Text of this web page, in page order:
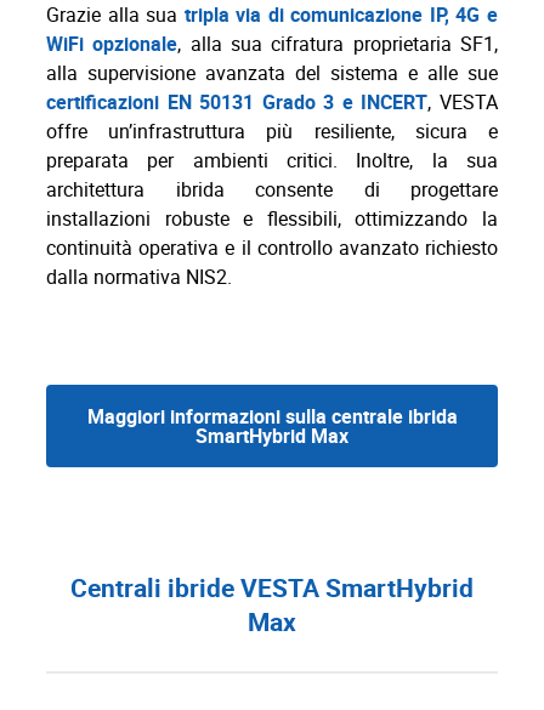
Grazie alla sua tripla via di comunicazione IP, 4G e
WiFi opzionale, alla sua cifratura proprietaria SF1,
alla supervisione avanzata del sistema e alle sue
certificazioni EN 50131 Grado 3 e INCERT, VESTA
offre un’infrastruttura più resiliente, sicura e
preparata per ambienti critici. Inoltre, la sua
architettura ibrida consente di progettare
installazioni robuste e flessibili, ottimizzando la
continuità operativa e il controllo avanzato richiesto
dalla normativa NIS2.
Maggiori informazioni sulla centrale ibrida
SmartHybrid Max
Centrali ibride VESTA SmartHybrid
Max